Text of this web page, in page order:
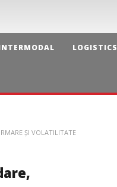
LOGISTICS
ȘI VOLATILITATE